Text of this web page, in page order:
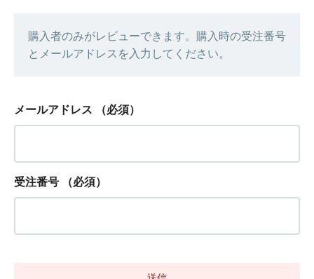
購入者のみがレビューできます。購入時の受注番号
とメールアドレスを入力してください。
メールアドレス （必須）
受注番号 （必須）